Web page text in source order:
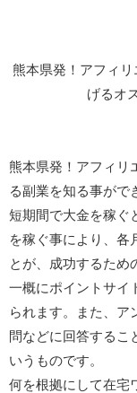
熊本県発！アフィ
げるオ
熊本県発！アフィリ
る副業を知る事がで
短期間で大金を稼ぐ
を稼ぐ事により、各
とが、成功するため
一概にポイントサイ
られます。また、ア
問などに回答するこ
いうものです。
何を根拠にして在宅